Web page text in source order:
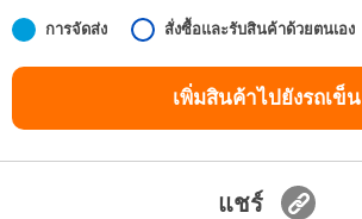
แบตเตอรี่
Nintendo Switch
การจัดส่ง สั่งซื้อและรับสินค้าด้วยตนเอง
เพิ่มสินค้าไปยังรถเข็น
แชร์